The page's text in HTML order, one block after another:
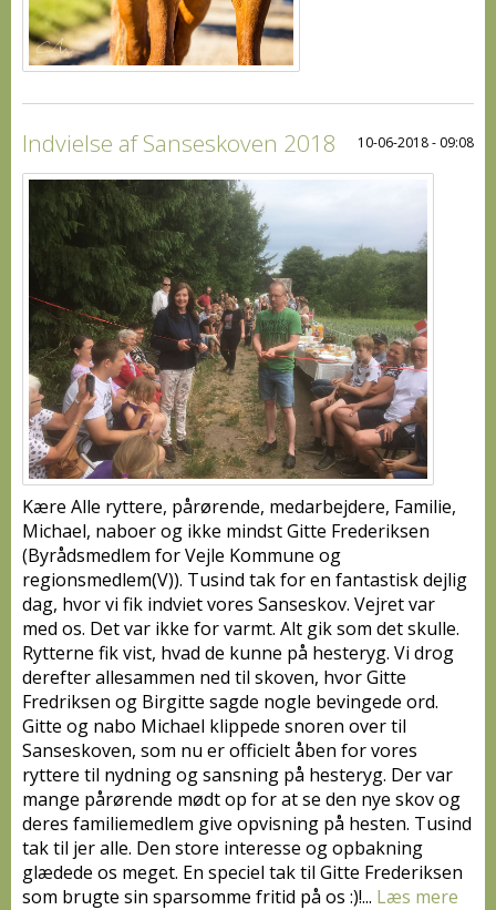
Indvielse af Sanseskoven 2018 10-06-2018 - 09:08
Kære Alle ryttere, pårørende, medarbejdere, Familie,
Michael, naboer og ikke mindst Gitte Frederiksen
(Byrådsmedlem for Vejle Kommune og
regionsmedlem(V)). Tusind tak for en fantastisk dejlig
dag, hvor vi fik indviet vores Sanseskov. Vejret var
med os. Det var ikke for varmt. Alt gik som det skulle.
Rytterne fik vist, hvad de kunne på hesteryg. Vi drog
derefter allesammen ned til skoven, hvor Gitte
Fredriksen og Birgitte sagde nogle bevingede ord.
Gitte og nabo Michael klippede snoren over til
Sanseskoven, som nu er officielt åben for vores
ryttere til nydning og sansning på hesteryg. Der var
mange pårørende mødt op for at se den nye skov og
deres familiemedlem give opvisning på hesten. Tusind
tak til jer alle. Den store interesse og opbakning
glædede os meget. En speciel tak til Gitte Frederiksen
som brugte sin sparsomme fritid på os :)!... Læs mere